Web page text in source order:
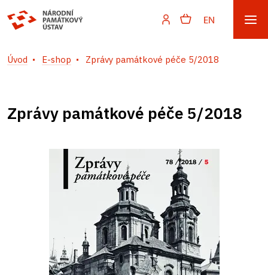
EN
Úvod E-shop Zprávy památkové péče 5/2018
Zprávy památkové péče 5/2018